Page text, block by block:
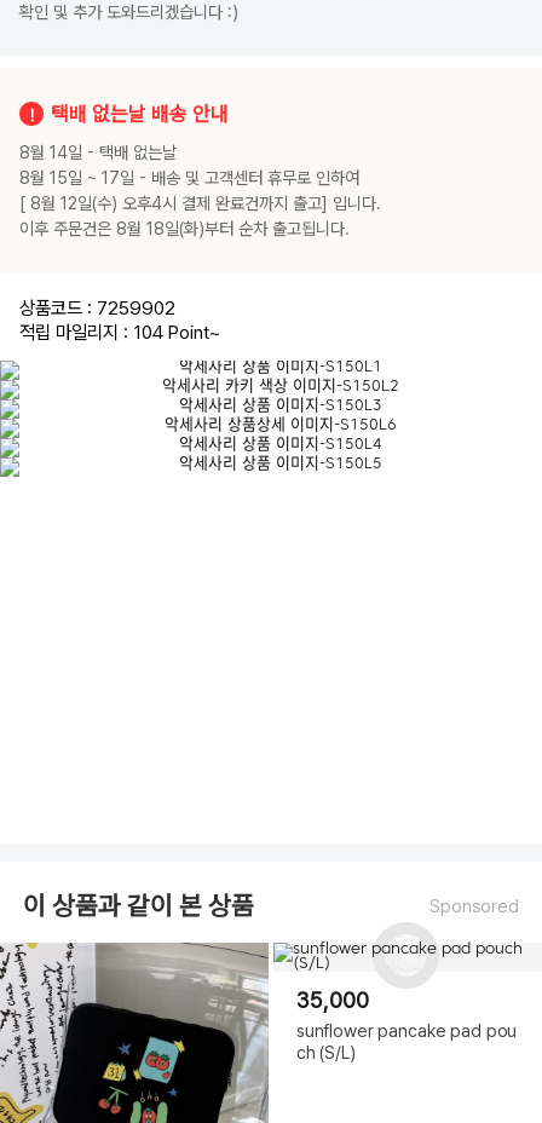
확인 및 추가 도와드리겠습니다 :)
택배 없는날 배송 안내
8월 14일 - 택배 없는날
8월 15일 ~ 17일 - 배송 및 고객센터 휴무로 인하여
[ 8월 12일(수) 오후4시 결제 완료건까지 출고] 입니다.
이후 주문건은 8월 18일(화)부터 순차 출고됩니다.
상품코드 : 7259902
적립 마일리지 : 104 Point~
이 상품과 같이 본 상품 Sponsored
35,000
sunflower pancake pad pou
ch (S/L)